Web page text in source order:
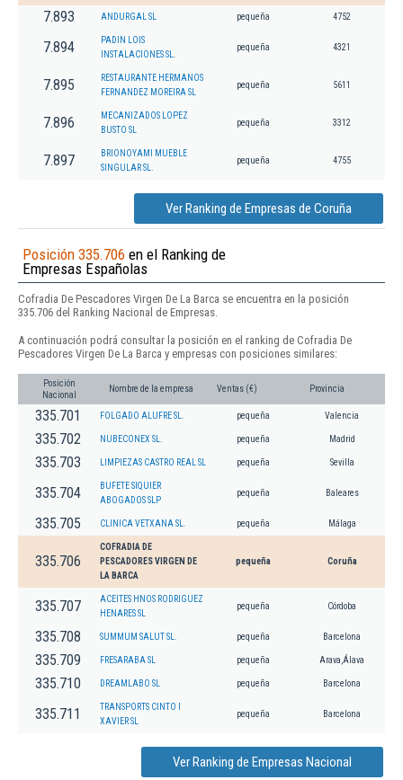
7.893 ANDURGAL SL pequeña 4752
7.894
PADIN LOIS
INSTALACIONES SL.
pequeña 4321
7.895
RESTAURANTE HERMANOS
FERNANDEZ MOREIRA SL
pequeña 5611
7.896
MECANIZADOS LOPEZ
BUSTO SL
pequeña 3312
7.897
BRIONOYAMI MUEBLE
SINGULAR SL.
pequeña 4755
Ver Ranking de Empresas de Coruña
Posición 335.706 en el Ranking de
Empresas Españolas
Cofradia De Pescadores Virgen De La Barca se encuentra en la posición
335.706 del Ranking Nacional de Empresas.
A continuación podrá consultar la posición en el ranking de Cofradia De
Pescadores Virgen De La Barca y empresas con posiciones similares:
Posición
Nacional
Nombre de la empresa Ventas (€) Provincia
335.701 FOLGADO ALUFRE SL. pequeña Valencia
335.702 NUBECONEX SL. pequeña Madrid
335.703 LIMPIEZAS CASTRO REAL SL pequeña Sevilla
335.704
BUFETE SIQUIER
ABOGADOS SLP
pequeña Baleares
335.705 CLINICA VETXANA SL. pequeña Málaga
335.706
COFRADIA DE
PESCADORES VIRGEN DE
LA BARCA
pequeña Coruña
335.707
ACEITES HNOS RODRIGUEZ
HENARES SL
pequeña Córdoba
335.708 SUMMUM SALUT SL. pequeña Barcelona
335.709 FRESARABA SL pequeña Arava,Álava
335.710 DREAMLABO SL pequeña Barcelona
335.711
TRANSPORTS CINTO I
XAVIER SL
pequeña Barcelona
Ver Ranking de Empresas Nacional